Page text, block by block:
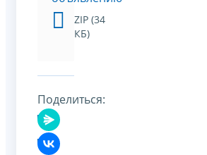
ZIP (34
КБ)
Поделиться: